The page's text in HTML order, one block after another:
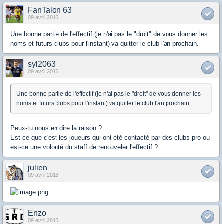
FanTalon 63
09 avril 2016
Une bonne partie de l'effectif (je n'ai pas le "droit" de vous donner les
noms et futurs clubs pour l'instant) va quitter le club l'an prochain.
syl2063
09 avril 2016
Une bonne partie de l'effectif (je n'ai pas le "droit" de vous donner les
noms et futurs clubs pour l'instant) va quitter le club l'an prochain.
Peux-tu nous en dire la raison ?
Est-ce que c'est les joueurs qui ont été contacté par des clubs pro ou
est-ce une volonté du staff de renouveler l'effectif ?
julien
09 avril 2016
Enzo
09 avril 2016